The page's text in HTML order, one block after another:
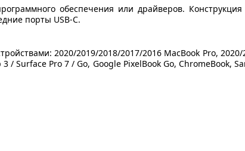
обеспечения или драйверов.
порты USB-C.
2020/2019/2018/2017/2016 MacBook Pro,
Surface Pro 7 / Go, Google PixelBook Go, ChromeBook,